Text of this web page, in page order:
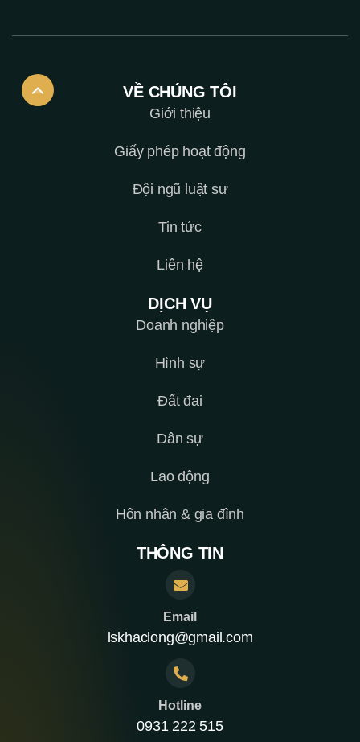
VỀ CHÚNG TÔI
Giới thiệu
Giấy phép hoạt động
Đội ngũ luật sư
Tin tức
Liên hệ
DỊCH VỤ
Doanh nghiệp
Hình sự
Đất đai
Dân sự
Lao động
Hôn nhân & gia đình
THÔNG TIN
Email
lskhaclong@gmail.com
Hotline
0931 222 515